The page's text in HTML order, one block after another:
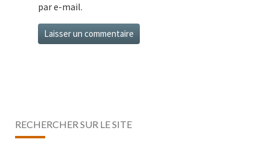
par e-mail.
RECHERCHER SUR LE SITE